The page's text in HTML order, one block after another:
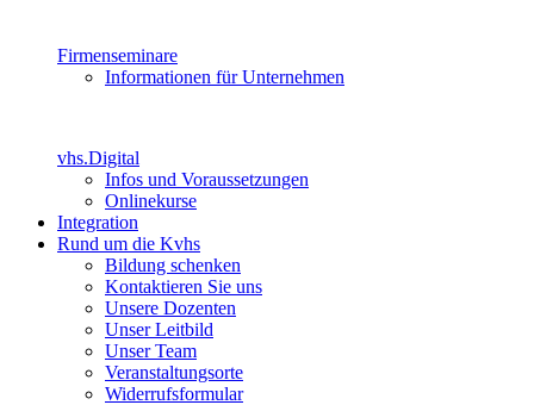
Firmenseminare
Informationen für Unternehmen
vhs.Digital
Infos und Voraussetzungen
Onlinekurse
Integration
Rund um die Kvhs
Bildung schenken
Kontaktieren Sie uns
Unsere Dozenten
Unser Leitbild
Unser Team
Veranstaltungsorte
Widerrufsformular